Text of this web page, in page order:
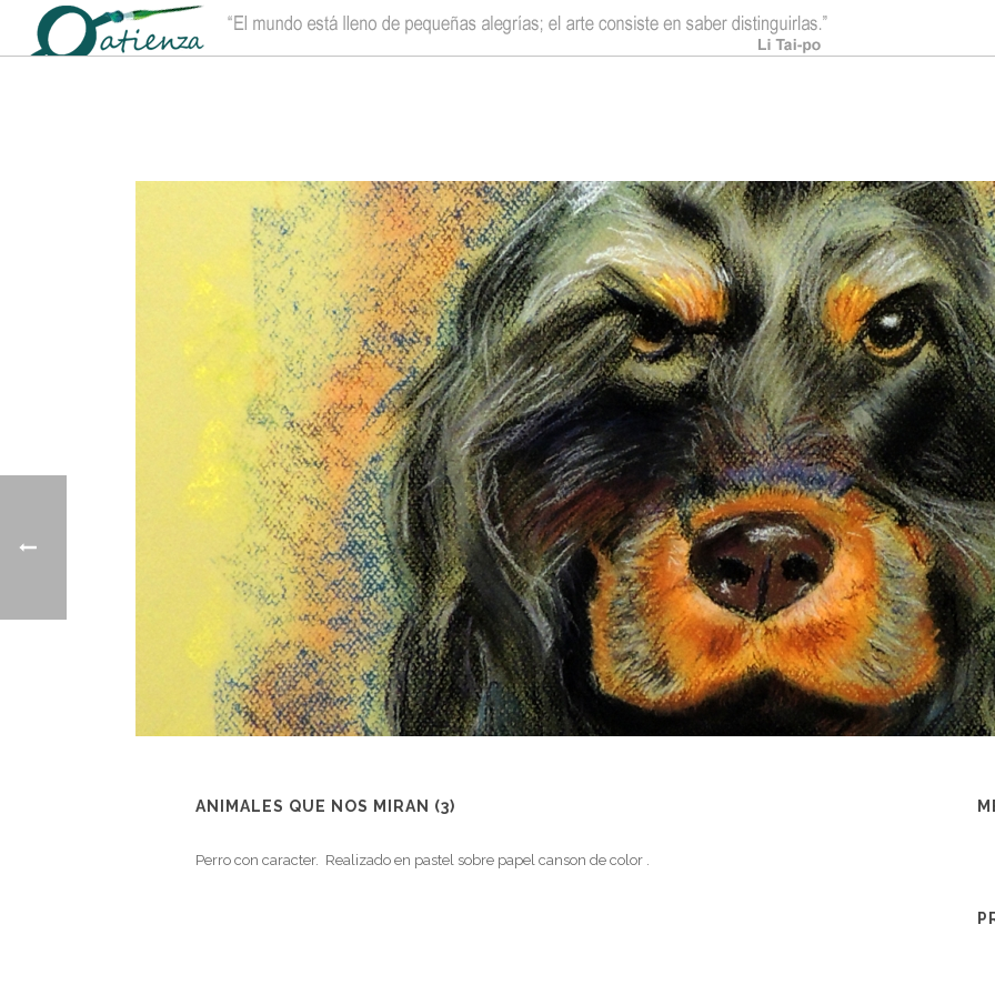
ANIMALES QUE NOS MIRAN (3)
Perro con caracter. Realizado en pastel sobre papel canson de color .